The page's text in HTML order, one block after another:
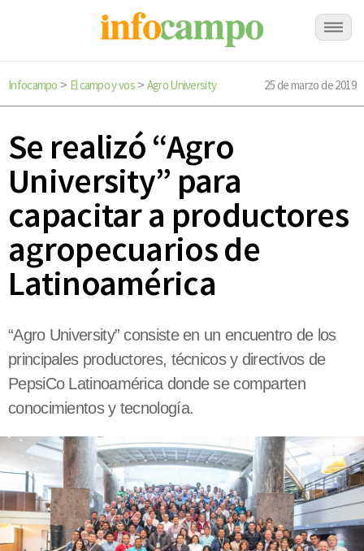
Infocampo > El campo y vos> Agro University 25 de marzo de 2019
Se realizó “Agro
University” para
capacitar a productores
agropecuarios de
Latinoamérica
“Agro University” consiste en un encuentro de los
principales productores, técnicos y directivos de
PepsiCo Latinoamérica donde se comparten
conocimientos y tecnología.